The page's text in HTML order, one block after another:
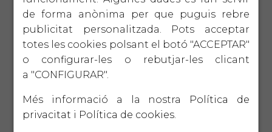
30/09/2022 (Fiscal)
Model 115 3T 2022
29/09/2022 (Laboral)
PERSONES TREBALLADORES AL SERVEI
de forma anònima per que puguis rebre
publicitat personalitzada. Pots acceptar
totes les cookies polsant el botó "ACCEPTAR"
o configurar-les o rebutjar-les clicant
a "CONFIGURAR".
Més informació a la nostra
Política de
privacitat i Política de cookies.